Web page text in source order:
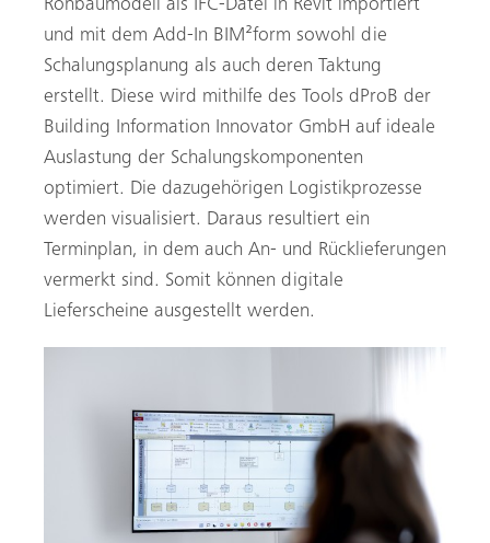
Rohbaumodell als IFC-Datei in Revit importiert
und mit dem Add-In BIM²form sowohl die
Schalungsplanung als auch deren Taktung
erstellt. Diese wird mithilfe des Tools dProB der
Building Information Innovator GmbH auf ideale
Auslastung der Schalungskomponenten
optimiert. Die dazugehörigen Logistikprozesse
werden visualisiert. Daraus resultiert ein
Terminplan, in dem auch An- und Rücklieferungen
vermerkt sind. Somit können digitale
Lieferscheine ausgestellt werden.